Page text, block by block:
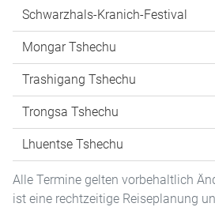
Alle Termine gelten vorbehaltlich
ist eine rechtzeitige Reiseplanung
Schwarzhals-Kranich-Festival
Mongar Tshechu
Trashigang Tshechu
Trongsa Tshechu
Lhuentse Tshechu